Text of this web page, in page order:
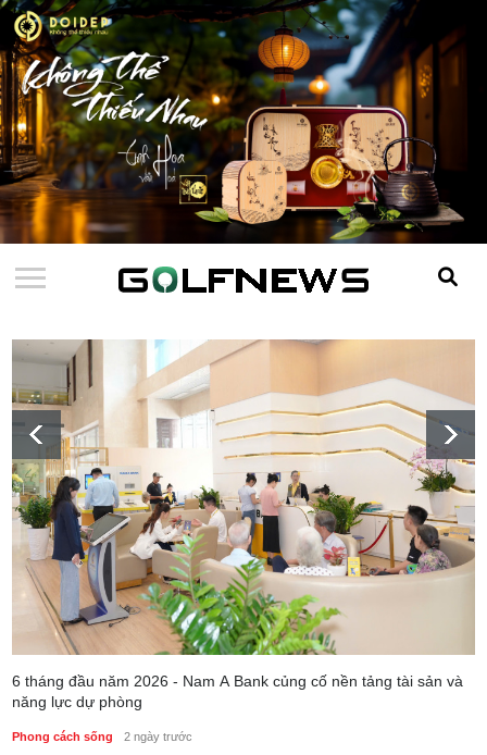
6 tháng đầu năm 2026 - Nam A Bank củng cố nền tảng tài sản và
năng lực dự phòng
Phong cách sống 2 ngày trước